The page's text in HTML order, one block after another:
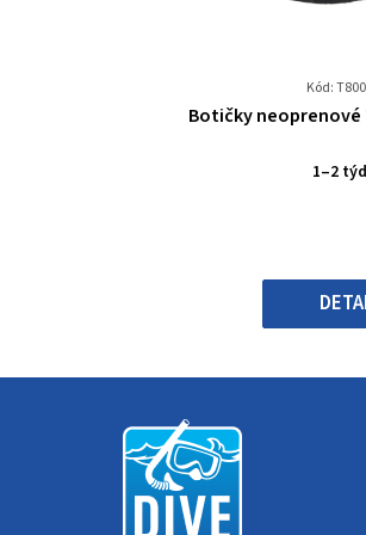
Kód:
Botičky neoprenové
1–2